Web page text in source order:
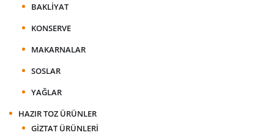
BAKLIYAT
KONSERVE
MAKARNALAR
SOSLAR
YAĞLAR
HAZIR TOZ ÜRÜNLER
GIZTAT ÜRÜNLERI